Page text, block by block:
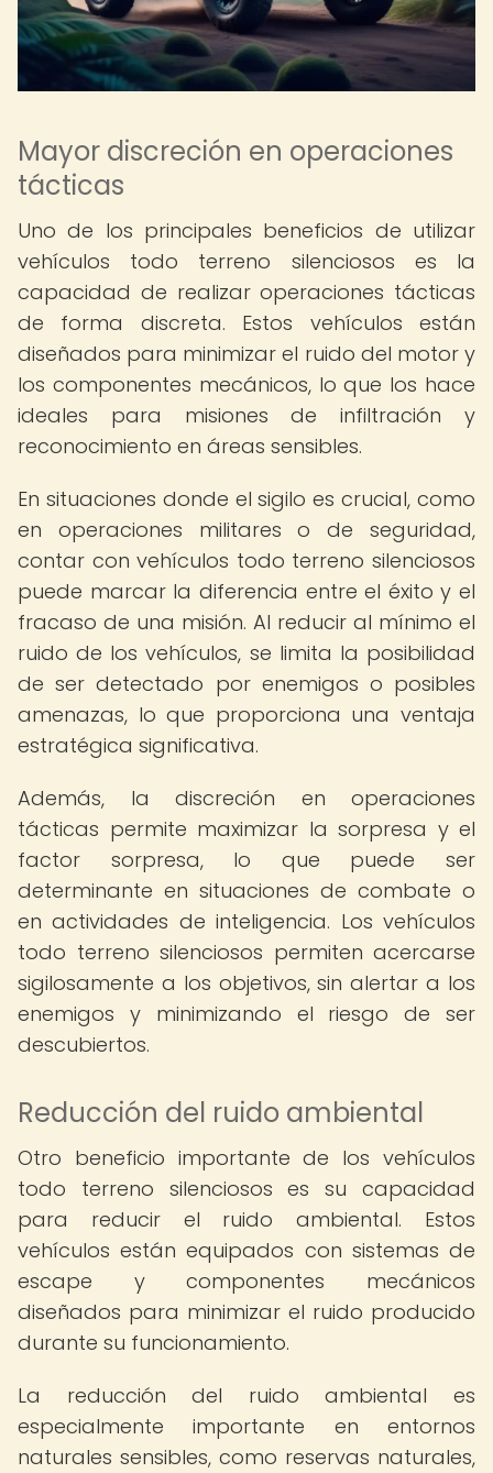
Mayor discreción en operaciones
tácticas
Uno de los principales beneficios de utilizar
vehículos todo terreno silenciosos es la
capacidad de realizar operaciones tácticas
de forma discreta. Estos vehículos están
diseñados para minimizar el ruido del motor y
los componentes mecánicos, lo que los hace
ideales para misiones de infiltración y
reconocimiento en áreas sensibles.
En situaciones donde el sigilo es crucial, como
en operaciones militares o de seguridad,
contar con vehículos todo terreno silenciosos
puede marcar la diferencia entre el éxito y el
fracaso de una misión. Al reducir al mínimo el
ruido de los vehículos, se limita la posibilidad
de ser detectado por enemigos o posibles
amenazas, lo que proporciona una ventaja
estratégica significativa.
Además, la discreción en operaciones
tácticas permite maximizar la sorpresa y el
factor sorpresa, lo que puede ser
determinante en situaciones de combate o
en actividades de inteligencia. Los vehículos
todo terreno silenciosos permiten acercarse
sigilosamente a los objetivos, sin alertar a los
enemigos y minimizando el riesgo de ser
descubiertos.
Reducción del ruido ambiental
Otro beneficio importante de los vehículos
todo terreno silenciosos es su capacidad
para reducir el ruido ambiental. Estos
vehículos están equipados con sistemas de
escape y componentes mecánicos
diseñados para minimizar el ruido producido
durante su funcionamiento.
La reducción del ruido ambiental es
especialmente importante en entornos
naturales sensibles, como reservas naturales,